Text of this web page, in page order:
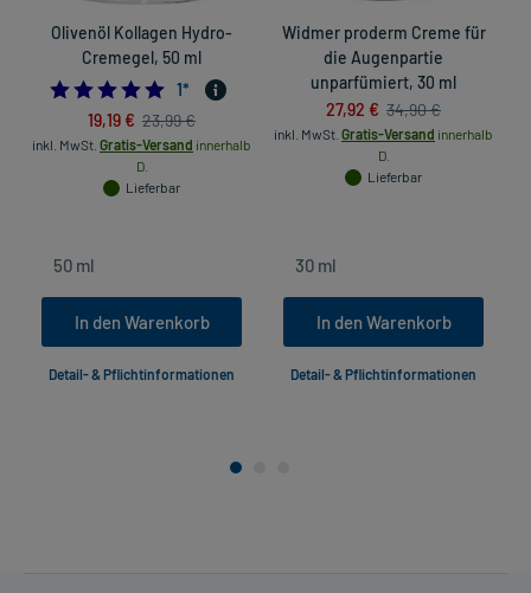
Olivenöl Kollagen Hydro-
Cremegel, 50 ml
5.0
1*
19,19 € 23,99 €
inkl. MwSt. Gratis-Versand innerhalb
D.
Lieferbar
In den Warenkorb
Detail- & Pflichtinformationen
Widmer proderm Creme für
die Augenpartie
unparfümiert, 30 ml
27,92 € 34,90 €
inkl. MwSt. Gratis-Versand innerhalb
D.
Lieferbar
In den Warenkorb
Detail- & Pflichtinformationen